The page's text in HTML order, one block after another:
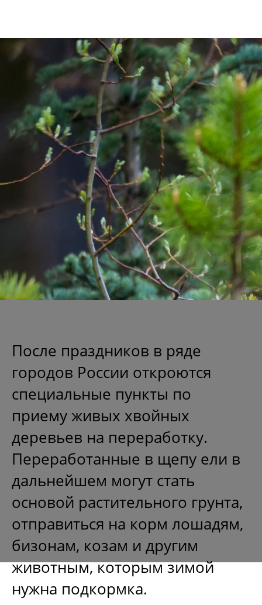
После праздников в ряде
городов России откроются
специальные пункты по
приему живых хвойных
деревьев на переработку.
Переработанные в щепу ели в
дальнейшем могут стать
основой растительного грунта,
отправиться на корм лошадям,
бизонам, козам и другим
животным, которым зимой
нужна подкормка.